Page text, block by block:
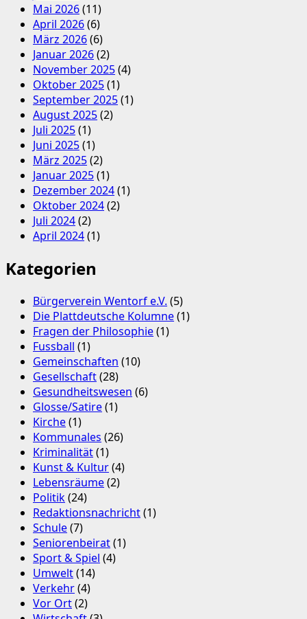
Mai 2026(11)
April 2026(6)
März 2026(6)
Januar 2026(2)
November 2025(4)
Oktober 2025(1)
September 2025(1)
August 2025(2)
Juli 2025(1)
Juni 2025(1)
März 2025(2)
Januar 2025(1)
Dezember 2024(1)
Oktober 2024(2)
Juli 2024(2)
April 2024(1)
Kategorien
Bürgerverein Wentorf e.V. (5)
Die Plattdeutsche Kolumne(1)
Fragen der Philosophie(1)
Fussball (1)
Gemeinschaften (10)
Gesellschaft(28)
Gesundheitswesen (6)
Glosse/Satire(1)
Kirche(1)
Kommunales (26)
Kriminalität(1)
Kunst & Kultur(4)
Lebensräume(2)
Politik(24)
Redaktionsnachricht(1)
Schule(7)
Seniorenbeirat(1)
Sport & Spiel (4)
Umwelt(14)
Verkehr(4)
Vor Ort(2)